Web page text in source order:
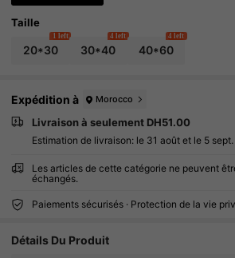
Taille
20*30
1 left
30*40
4 left
40*60
4 left
Expédition à Morocco
Livraison à seulement DH51.00
Estimation de livraison: le 31 août et le 5 sept.
Les articles de cette catégorie ne peuvent
échangés.
Paiements sécurisés · Protection de la vie
Détails Du Produit